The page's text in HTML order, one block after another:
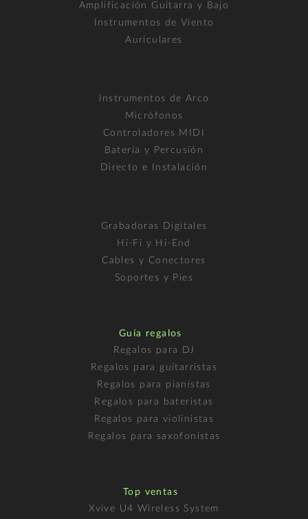
Amplificación Guitarra y Bajo
Instrumentos de Viento
Auriculares
Instrumentos de Arco
Micrófonos
Controladores MIDI
Batería y Percusión
Directo e Instalación
Grabadoras Digitales
Hi-Fi y Hi-End
Cables y Conectores
Soportes y Pies
Guía regalos
Regalos para DJ
Regalos para guitarristas
Regalos para pianistas
Regalos para bateristas
Regalos para violinistas
Regalos para saxofonistas
Top ventas
Xvive U4 Wireless System